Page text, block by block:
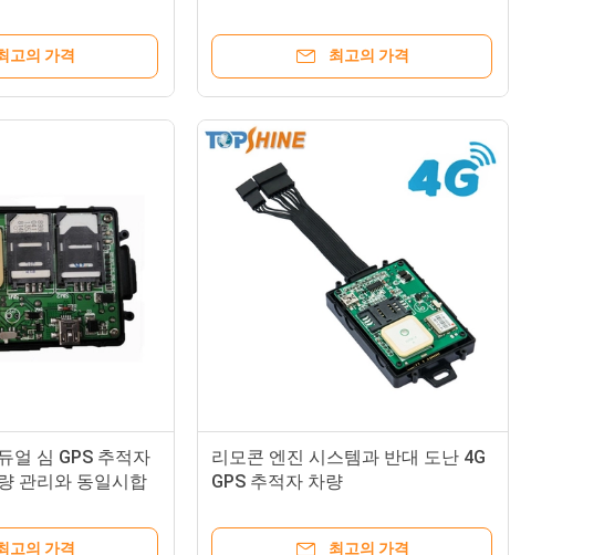
고의 가격 최고의 가격
얼 심 GPS 추적자
관리와 동일시합
고의 가격
리모콘 엔진 시스템과 반대 도난 4G
GPS 추적자 차량
최고의 가격